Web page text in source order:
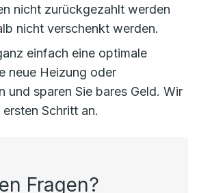
nicht zurückgezahlt werden
nicht verschenkt werden.
einfach eine optimale
neue Heizung oder
und sparen Sie bares Geld. Wir
Schritt an.
Fragen?